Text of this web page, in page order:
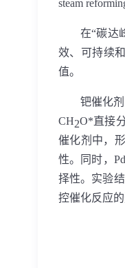
steam
在“碳达
效、可持续
值。
钯催化
CH2O*直接
催化剂中，
性。同时，
择性。实验
控催化反应